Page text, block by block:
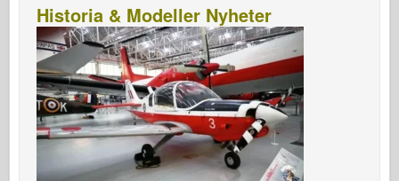
Historia & Modeller Nyheter